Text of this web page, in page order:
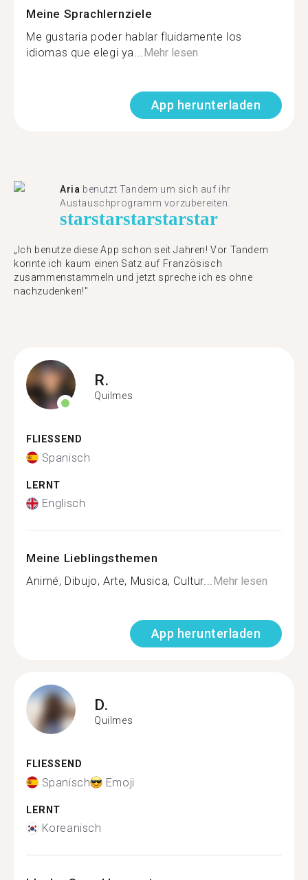
Meine Sprachlernziele
Me gustaria poder hablar fluidamente los
idiomas que elegi ya...Mehr lesen
App herunterladen
Aria benutzt Tandem um sich auf ihr
Austauschprogramm vorzubereiten.
starstarstarstarstar
„Ich benutze diese App schon seit Jahren! Vor Tandem
konnte ich kaum einen Satz auf Französisch
zusammenstammeln und jetzt spreche ich es ohne
nachzudenken!"
R.
Quilmes
FLIESSEND
Spanisch
LERNT
Englisch
Meine Lieblingsthemen
Animé, Dibujo, Arte, Musica, Cultur...Mehr lesen
App herunterladen
D.
Quilmes
FLIESSEND
Spanisch Emoji
LERNT
Koreanisch